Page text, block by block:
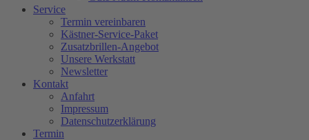
Service
Termin vereinbaren
Kästner-Service-Paket
Zusatzbrillen-Angebot
Unsere Werkstatt
Newsletter
Kontakt
Anfahrt
Impressum
Datenschutzerklärung
Termin